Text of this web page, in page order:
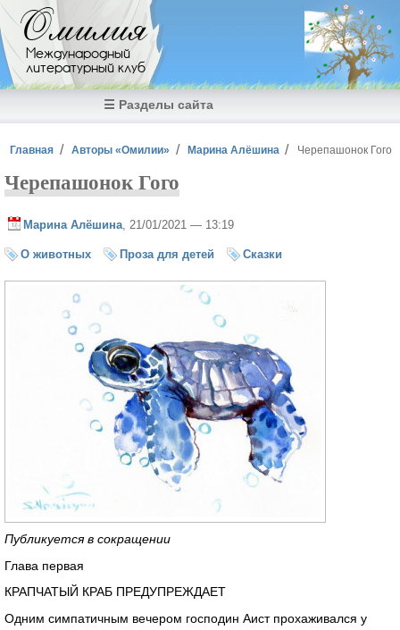
Перейти к основному содержанию
Омилия
Международный
литературный клуб
☰ Разделы сайта
Вы здесь
Главная Авторы «Омилии» Марина Алёшина Черепашонок Гого
Черепашонок Гого
Марина Алёшина , 21/01/2021 — 13:19
О животных Проза для детей Сказки
Публикуется в сокращении
Глава первая
КРАПЧАТЫЙ КРАБ ПРЕДУПРЕЖДАЕТ
Одним симпатичным вечером господин Аист прохаживался у